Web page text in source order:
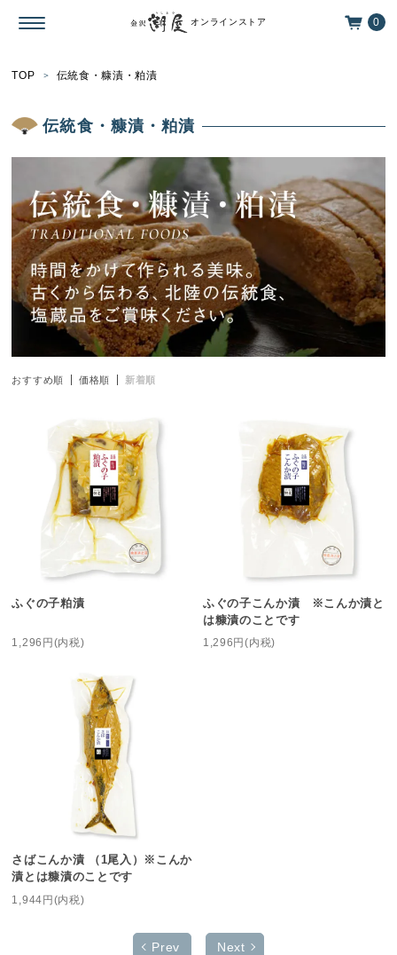
オンラインストア 0
TOP 伝統食・糠漬・粕漬
伝統食・糠漬・粕漬
おすすめ順 価格順 新着順
ふぐの子粕漬
1,296円(内税)
ふぐの子こんか漬 ※こんか漬と
は糠漬のことです
1,296円(内税)
さばこんか漬 （1尾入）※こんか
漬とは糠漬のことです
1,944円(内税)
Prev Next